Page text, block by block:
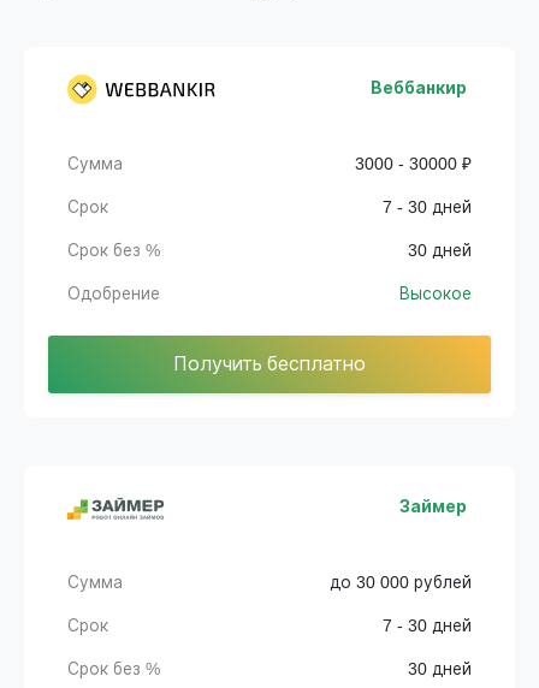
Веббанкир
Сумма 3000 - 30000 ₽
Срок 7 - 30 дней
Срок без % 30 дней
Одобрение Высокое
Получить бесплатно
Займер
Сумма до 30 000 рублей
Срок 7 - 30 дней
Срок без % 30 дней